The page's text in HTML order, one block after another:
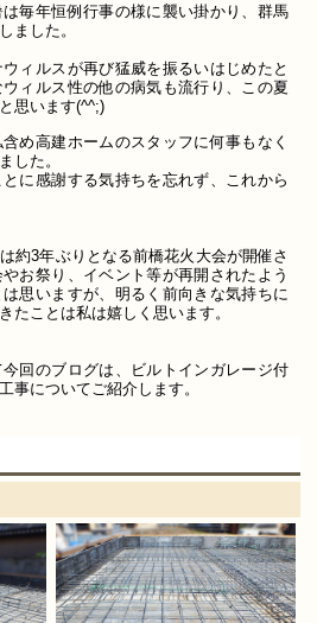
毎年恒例行事の様に襲い掛かり、群馬
ました。
ィルスが再び猛威を振るいはじめたと
ィルス性の他の病気も流行り、この夏
思います(^^;)
含め高建ホームのスタッフに何事もなく
した。
に感謝する気持ちを忘れず、これから
約3年ぶりとなる前橋花火大会が開催さ
お祭り、イベント等が再開されたよう
思いますが、明るく前向きな気持ちに
たことは私は嬉しく思います。
回のブログは、ビルトインガレージ付
事についてご紹介します。